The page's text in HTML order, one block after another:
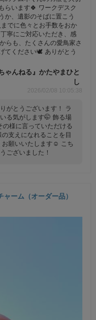
らいます🍀 ワークデスク
か、遺影のそばに置こう
でに色々とお手数をおか
寧にご対応いただき、感
らも、たくさんの愛鳥家さ
てください🕊️ ありがとう
ゃんねる』かたやまひと
し
2026/02/08 10:05:38
がとうございます！ ラ
る気がします🤭 飾る場
様に言っていただける
支えになれることを目
お願いいたします☺️ こち
ございました！
ーム（オーダー品）